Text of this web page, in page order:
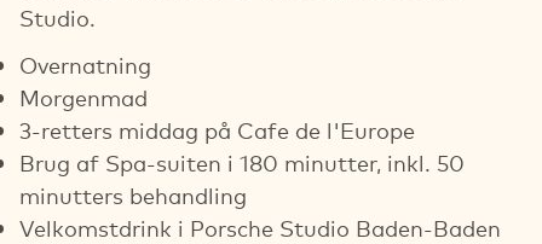
Studio.
Overnatning
Morgenmad
3-retters middag på Cafe de l'Europe
Brug af Spa-suiten i 180 minutter, inkl. 50
minutters behandling
Velkomstdrink i Porsche Studio Baden-Baden